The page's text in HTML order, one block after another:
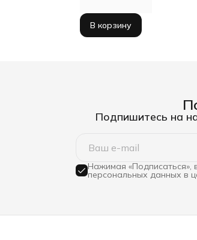
В корзину
Подпишитесь на
Нажимая «Подписаться»,
персональных данных в